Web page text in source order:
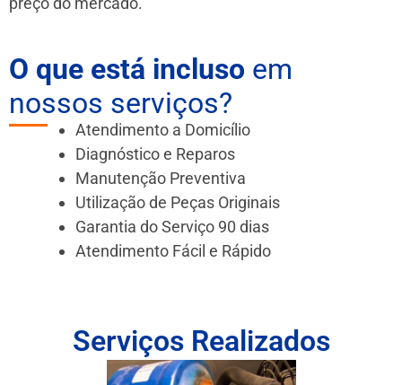
O que está incluso em
nossos serviços?
Atendimento a Domicílio
Diagnóstico e Reparos
Manutenção Preventiva
Utilização de Peças Originais
Garantia do Serviço 90 dias
Atendimento Fácil e Rápido
Serviços Realizados